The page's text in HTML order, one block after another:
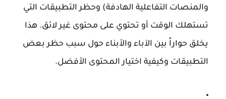
والمنصات التفاعلية الهادفة) وحظر التطبيقات التي
تستهلك الوقت أو تحتوي على محتوى غير لائق. هذا
يخلق حواراً بين الآباء والأبناء حول سبب حظر بعض
التطبيقات وكيفية اختيار المحتوى الأفضل.